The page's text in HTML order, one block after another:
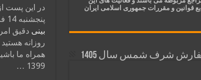
دعای افزایش رزق و روزی و ثروتمند شدن | متن دعا و اذکار مجرب
پنجشنبه 14 فروردین ماه 99 را برای شما دوستان گرامی قرار دادیم . اگر به دنبال
بینی دقیق
روزانه
همراه ما
1399 …
قوانین و مقررات جمهوری اسلامی ایران
شرف شمس سال 1405